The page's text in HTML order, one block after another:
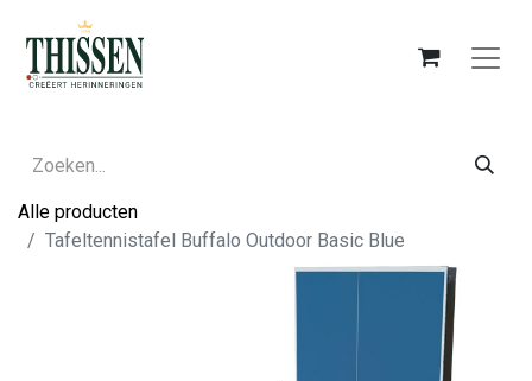
Alle producten
Tafeltennistafel Buffalo Outdoor Basic Blue